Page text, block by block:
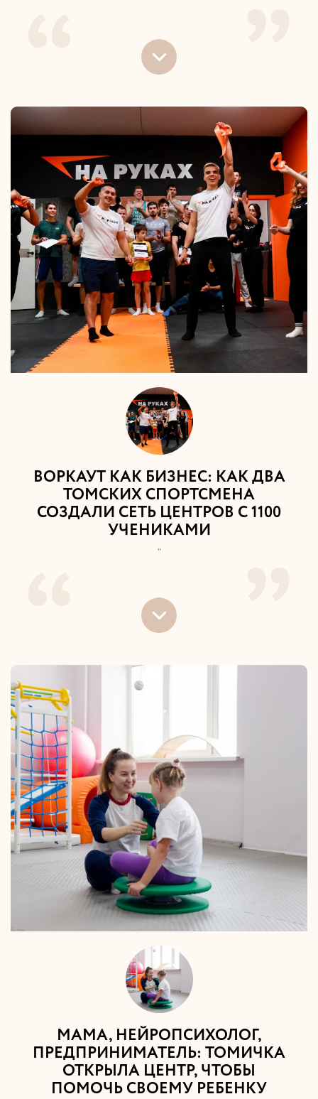
ВОРКАУТ КАК БИЗНЕС: КАК ДВА
ТОМСКИХ СПОРТСМЕНА
СОЗДАЛИ СЕТЬ ЦЕНТРОВ С 1100
УЧЕНИКАМИ
"
МАМА, НЕЙРОПСИХОЛОГ,
ПРЕДПРИНИМАТЕЛЬ: ТОМИЧКА
ОТКРЫЛА ЦЕНТР, ЧТОБЫ
ПОМОЧЬ СВОЕМУ РЕБЕНКУ